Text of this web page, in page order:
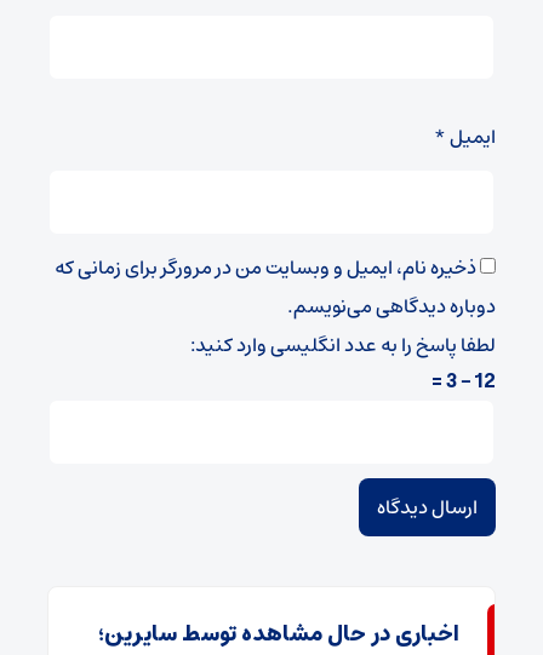
ایمیل*
ذخیره نام، ایمیل و وبسایت من در مرورگر برای زمانی که
دوباره دیدگاهی می‌نویسم.
لطفا پاسخ را به عدد انگلیسی وارد کنید:
12 − 3 =
اخباری در حال مشاهده توسط سایرین؛